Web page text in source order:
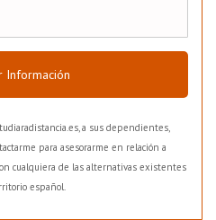
Información
a sus dependientes,
para asesorarme en relación a
cualquiera de las alternativas existentes
español.